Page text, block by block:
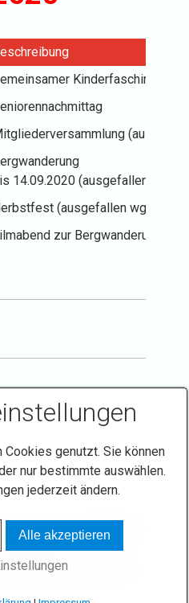
Kinderfasching
14.09.2020 (ausgefallen wg.
(ausgefallen wg.
zur Bergwanderung
Impressum
Datenschutz
Sponsoren
1906 Gaiberg e.V.
genutzt. Sie können
nur bestimmte auswählen.
jederzeit ändern.
Alle akzeptieren